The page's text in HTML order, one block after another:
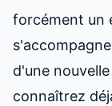
forcément un
d'une
connaîtrez